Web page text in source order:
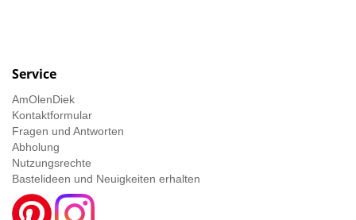
Service
AmOlenDiek
Kontaktformular
Fragen und Antworten
Abholung
Nutzungsrechte
Bastelideen und Neuigkeiten erhalten